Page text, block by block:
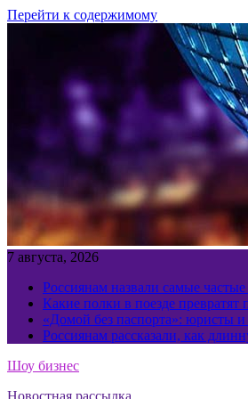
Перейти к содержимому
7 августа, 2026
Россиянам назвали самые
Какие полки в поезде
«Домой без паспорта»: юристы
Россиянам рассказали, как
Шоу бизнес
Новостная рассылка